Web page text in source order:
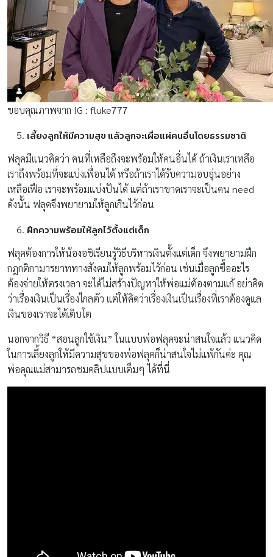
ขอบคุณภาพจาก IG : fluke777
เลี้ยงลูกให้มีความสุข แล้วลูกจะเผื่อแผ่คนอื่นโดยธรรมชาติ
ฟลุคมีแนวคิดว่า คนที่เหลือถึงจะพร้อมให้คนอื่นได้ ถ้าเงินเราเหลือ
เราถึงพร้อมที่จะแบ่งเพื่อนได้ หรือถ้าเราได้รับความอบอุ่นอย่าง
เหลือเฟือ เราจะพร้อมแบ่งปันได้ แต่ถ้าเราขาดเราจะเป็นคน need
ดังนั้น ฟลุคจึงพยายามให้ลูกเกินไว้ก่อน
ฝึกความพร้อมให้ลูกไว้ตั้งแต่เด็ก
ฟลุคต้องการให้น้องอชิเรียนรู้วิธีบริหารเงินตั้งแต่เด็ก จึงพยายามฝึก
กฎกติกามารยาททางสังคมให้ลูกพร้อมไว้ก่อน เช่นเมื่อลูกซื้ออะไร
ต้องจ่ายให้ตรงเวลา จะได้ไม่สร้างปัญหาให้พ่อแม่ต้องตามแก้ อย่าคิด
ว่าเรื่องเงินเป็นเรื่องไกลตัว แต่ให้คิดว่าเรื่องเงินเป็นเรื่องที่เราต้องดูแล
เงินของเราจะได้เติบโต
นอกจากวิธี “สอนลูกใช้เงิน” ในแบบพ่อฟลุคจะน่าสนใจแล้ว แนวคิด
ในการเลี้ยงลูกให้มีความสุขของพ่อฟลุคก็น่าสนใจไม่แพ้กันค่ะ คุณ
พ่อคุณแม่สามารถชมคลิปแบบเต็มๆ ได้ที่นี่